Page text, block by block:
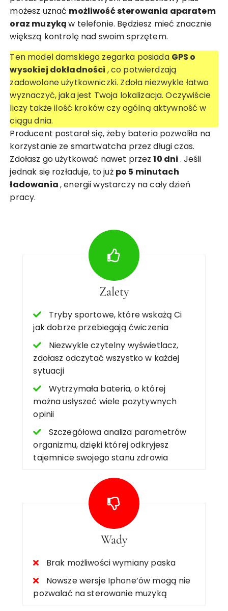
możesz uznać możliwość sterowania aparatem
oraz muzykąw telefonie. Będziesz mieć znacznie
większą kontrolę nad swoim sprzętem.
Ten model damskiego zegarka posiada GPS o
wysokiej dokładności , co potwierdzają
zadowolone użytkowniczki. Zdoła niezwykle łatwo
wyznaczyć, jaka jest Twoja lokalizacja. Oczywiście
liczy także ilość kroków czy ogólną aktywność w
ciągu dnia.
Producent postarał się, żeby bateria pozwoliła na
korzystanie ze smartwatcha przez długi czas.
Zdołasz go użytkować nawet przez10 dni . Jeśli
jednak się rozładuje, to już po 5 minutach
ładowania, energii wystarczy na cały dzień
pracy.
Zalety
Tryby sportowe, które wskażą Ci
jak dobrze przebiegają ćwiczenia
Niezwykle czytelny wyświetlacz,
zdołasz odczytać wszystko w każdej
sytuacji
Wytrzymała bateria, o której
można usłyszeć wiele pozytywnych
opinii
Szczegółowa analiza parametrów
organizmu, dzięki której odkryjesz
tajemnice swojego stanu zdrowia
Wady
Brak możliwości wymiany paska
Nowsze wersje Iphone’ów mogą nie
pozwalać na sterowanie muzyką